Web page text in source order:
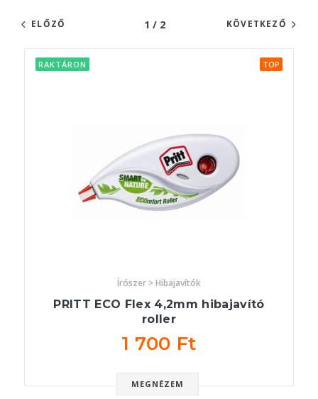
ELŐZŐ 1 / 2 KÖVETKEZŐ
RAKTÁRON TOP
Írószer > Hibajavítók
PRITT ECO Flex 4,2mm hibajavító
roller
1 700 Ft
MEGNÉZEM